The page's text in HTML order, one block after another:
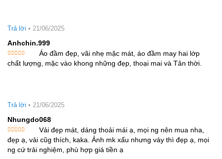
Trả lời • 21/06/2025
Anhchin.999
Được xếp
hạng5 5
Áo đầm đẹp, vãi nhẹ mặc mát, áo đầm may hai lớp
chất lượng, mặc vào khong những đẹp, thoại mai và Tân thời.
Trả lời • 21/06/2025
Nhungdo068
Được xếp
hạng 55
sao
Vải đẹp mát, dáng thoải mái ạ, mọi ng nên mua nha,
đẹp ạ, vải cũg thích, kaka. Ảnh mk xấu nhưng váy thì đẹp ạ, mọi
ng cứ trải nghiệm, phù hợp giá tiền ạ